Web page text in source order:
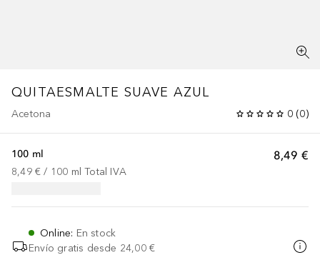
QUITAESMALTE SUAVE AZUL
Acetona 0 (0)
8,49 €
100 ml
8,49 € / 100 ml Total IVA
Online: En stock
Envío gratis desde 24,00 €